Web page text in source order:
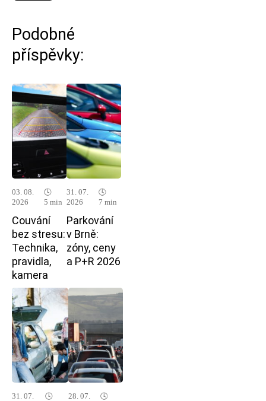
Podobné
příspěvky:
03. 08.
2026
🕓
5 min
Couvání
bez stresu:
Technika,
pravidla,
kamera
31. 07.
2026
🕓
7 min
Parkování
v Brně:
zóny, ceny
a P+R 2026
31. 07. 🕓 28. 07. 🕓